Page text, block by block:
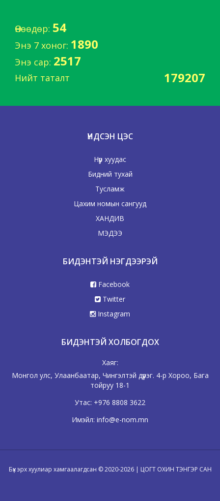
Өнөөдөр: 54
Энэ 7 хоног: 1890
Энэ сар: 2517
Нийт таталт 179207
ҮНДСЭН ЦЭС
Нүүр хуудас
Бидний тухай
Тусламж
Цахим номын сангууд
ХАНДИВ
МЭДЭЭ
БИДЭНТЭЙ НЭГДЭЭРЭЙ
Facebook
Twitter
Instagram
БИДЭНТЭЙ ХОЛБОГДОХ
Хаяг:
Монгол улс, Улаанбаатар, Чингэлтэй дүүрэг. 4-р Хороо, Бага
тойруу 18-1
Утас: +976 8808 3622
Имэйл: info@e-nom.mn
Бүх эрх хуулиар хамгаалагдсан © 2020-2026 | ЦОГТ ОХИН ТЭНГЭР САН